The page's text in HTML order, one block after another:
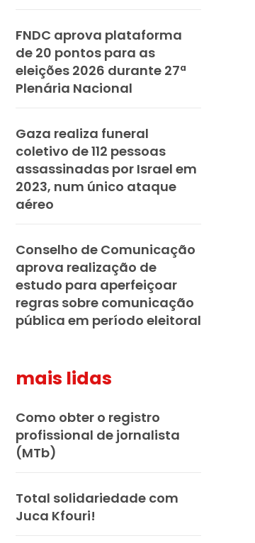
FNDC aprova plataforma
de 20 pontos para as
eleições 2026 durante 27ª
Plenária Nacional
Gaza realiza funeral
coletivo de 112 pessoas
assassinadas por Israel em
2023, num único ataque
aéreo
Conselho de Comunicação
aprova realização de
estudo para aperfeiçoar
regras sobre comunicação
pública em período eleitoral
mais lidas
Como obter o registro
profissional de jornalista
(MTb)
Total solidariedade com
Juca Kfouri!